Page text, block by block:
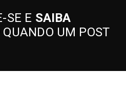
SE E SAIBA
QUANDO UM POST